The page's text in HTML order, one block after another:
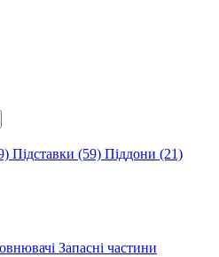
Підставки (59) Піддони (21)
Запасні частини